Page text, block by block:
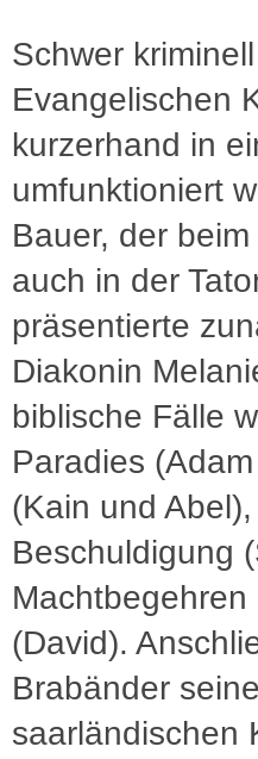
Schwer
Evangelischen
kurzerhand in
umfunktioniert
Bauer, der
auch in der
präsentierte
Diakonin
biblische Fälle
Paradies
(Kain und
Beschuldigung
(David).
Brabänder
saarländischen